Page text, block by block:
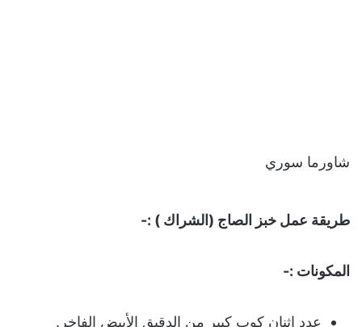
شاورما سوري
طريقة عمل خبز الصاج (الشراك ) :-
المكونات :-
عدد إثنان كوب كبير من الدقيق الأبيض الفاخر.